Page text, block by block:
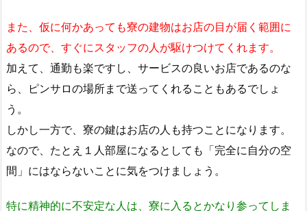
また、仮に何かあっても寮の建物はお店の目が届く範囲に
あるので、すぐにスタッフの人が駆けつけてくれます。
加えて、通勤も楽ですし、サービスの良いお店であるのな
ら、ピンサロの場所まで送ってくれることもあるでしょ
う。
しかし一方で、寮の鍵はお店の人も持つことになります。
なので、たとえ１人部屋になるとしても「完全に自分の空
間」にはならないことに気をつけましょう。
特に精神的に不安定な人は、寮に入るとかなり参ってしま